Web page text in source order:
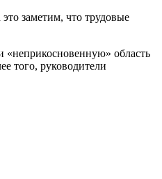
заметим, что трудовые
«неприкосновенную» область
того, руководители